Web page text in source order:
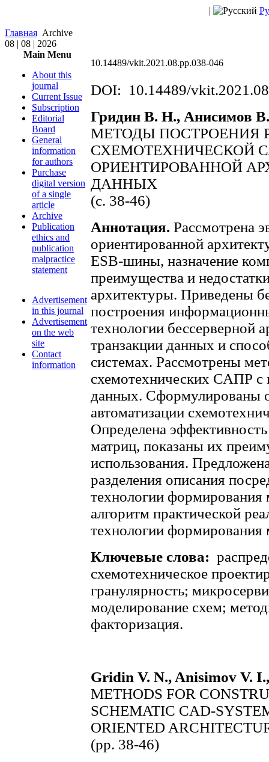
|
Главная Archive
08 | 08 | 2026
Main Menu
About this
journal
Current Issue
Subscription
Editorial
Board
General
information
for authors
Purchase
digital version
of a single
article
Archive
Publication
ethics and
publication
malpractice
statement
Advertisement
in this journal
Advertisement
on the web
site
Contact
information
10.14489/vkit.2021.08.pp.038-046
DOI: 10.14489/
Гридин В. Н., Анисимов
МЕТОДЫ ПОСТРОЕНИЯ
СХЕМОТЕХНИЧЕСКОЙ
ОРИЕНТИРОВАННОЙ
ДАННЫХ
(с. 38-46)
Аннотация. Рассмотрена
ориентированной
ESB-шины, назначение
преимущества и
архитектуры. Приведены
построения
технологии бессерверной
транзакции данных и
системах. Рассмотрены
схемотехнических САПР с
данных. Сформулированы
автоматизации
Определена
матриц, показаны их
использования.
разделения описания
технологии формирования
алгоритм практической
технологии формирования
Ключевые слова:
схемотехническое
гранулярность;
моделирование схем;
факторизация.
Gridin V. N., Anisimov V.
METHODS FOR
SCHEMATIC CAD-
ORIENTED
(pp. 38-46)